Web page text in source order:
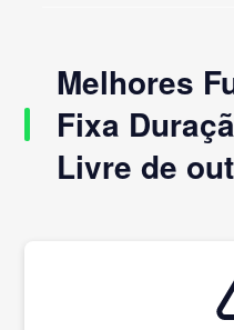
Melhores
Fixa
Livre de